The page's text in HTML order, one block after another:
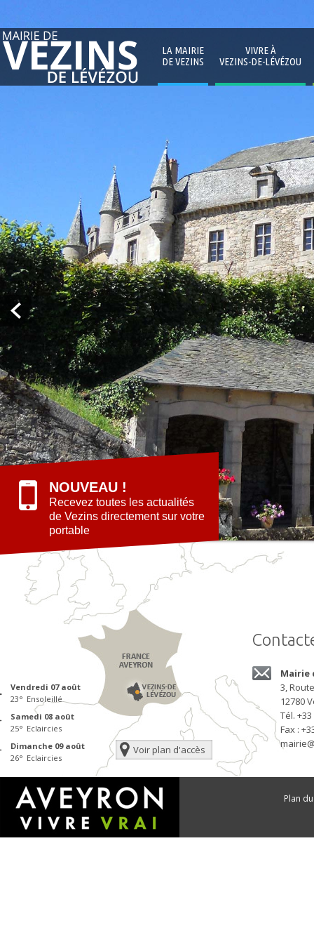
LA MAIRIE
DE VEZINS
VIVRE À
VEZINS-DE-LÉVÉZOU
NOUVEAU !
Recevez toutes les actualités
de Vezins directement sur votre
portable
Mairie
3,
12780
Tél. +33
Fax :
Voir plan d'accès
vendredi 07août
23° Ensoleillé
samedi 08 août
25° Eclaircies
dimanche 09août
26° Eclaircies
Plan